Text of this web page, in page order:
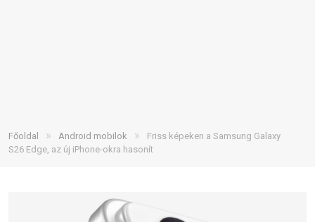
Főoldal » Android mobilok »
Friss képeken a Samsung Galaxy
S26 Edge, az új iPhone-okra hasonít